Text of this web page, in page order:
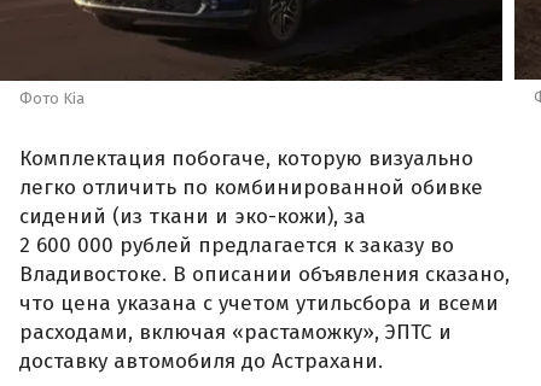
Фото Kia
Комплектация побогаче, которую визуально
легко отличить по комбинированной обивке
сидений (из ткани и эко-кожи), за
2 600 000 рублей предлагается к заказу во
Владивостоке. В описании объявления сказано,
что цена указана с учетом утильсбора и всеми
расходами, включая «растаможку», ЭПТС и
доставку автомобиля до Астрахани.